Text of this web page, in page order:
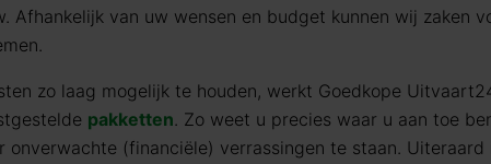
Afhankelijk van uw wensen en budget kunnen wij zaken
zo laag mogelijk te houden, werkt Goedkope
pakketten. Zo weet u precies waar u aan toe
onverwachte (financiële) verrassingen te staan. Uiteraard